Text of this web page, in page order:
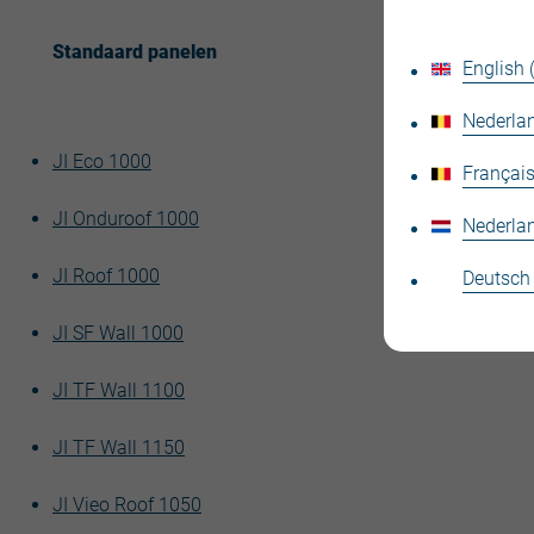
English
Standaard panelen
JI Eco 1000
JI Onduroof 1000
JI Roof 1000
JI SF Wall 1000
JI TF Wall 1100
JI TF Wall 1150
JI Vieo Roof 1050